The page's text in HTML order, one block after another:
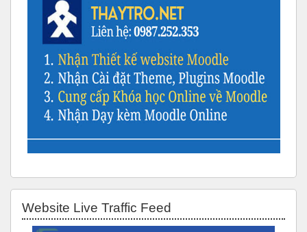
Website Live Traffic Feed